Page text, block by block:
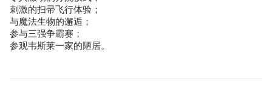
刺激的扫帚飞行体验；
与魔法生物的邂逅；
参与三强争霸赛；
参观韦斯莱一家的陋居。